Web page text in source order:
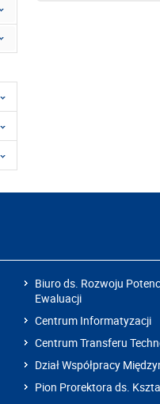
Biuro ds. Rozwoju
Ewaluacji
Centrum Informatyzacji
Centrum Transferu
Dział Współpracy
Pion Prorektora ds.